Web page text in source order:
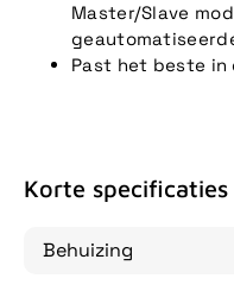
Master/Slave
Past het beste in
Korte specificaties
Behuizing